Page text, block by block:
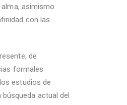
asimismo
con las
de
formales
estudios de
actual del